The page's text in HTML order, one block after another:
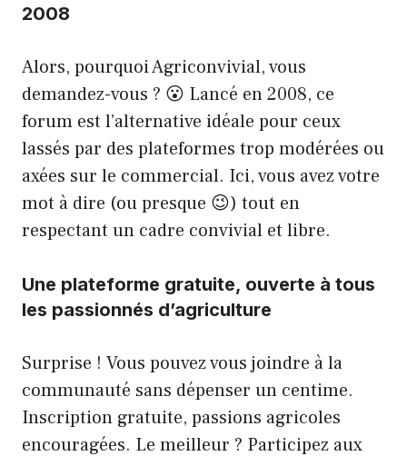
2008
Alors, pourquoi Agriconvivial, vous
demandez-vous ? 😮 Lancé en 2008, ce
forum est l’alternative idéale pour ceux
lassés par des plateformes trop modérées ou
axées sur le commercial. Ici, vous avez votre
mot à dire (ou presque 😉) tout en
respectant un cadre convivial et libre.
Une plateforme gratuite, ouverte à tous
les passionnés d’agriculture
Surprise ! Vous pouvez vous joindre à la
communauté sans dépenser un centime.
Inscription gratuite, passions agricoles
encouragées. Le meilleur ? Participez aux